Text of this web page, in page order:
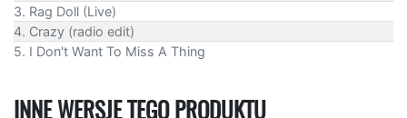
3. Rag Doll (Live)
4. Crazy (radio edit)
5. I Don't Want To Miss A Thing
INNE WERSJE TEGO PRODUKTU